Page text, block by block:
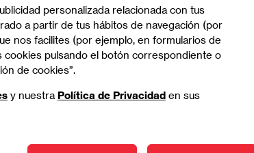
MBA por EAE
y el Máster
Administración
personalizada relacionada con tus
a partir de tus hábitos de navegación (por
nos facilites (por ejemplo, en formularios de
pulsando el botón correspondiente o
de cookies”.
y nuestra Política de Privacidaden sus